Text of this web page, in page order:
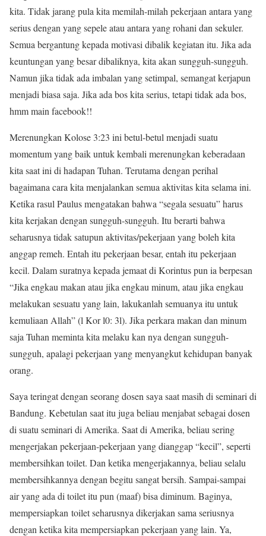
kita. Tidak jarang pula kita memilah-milah pekerjaan antara yang
serius dengan yang sepele atau antara yang rohani dan sekuler.
Semua bergantung kepada motivasi dibalik kegiatan itu. Jika ada
keuntungan yang besar dibaliknya, kita akan sungguh-sungguh.
Namun jika tidak ada imbalan yang setimpal, semangat kerjapun
menjadi biasa saja. Jika ada bos kita serius, tetapi tidak ada bos,
hmm main facebook!!
Merenungkan Kolose 3:23 ini betul-betul menjadi suatu
momentum yang baik untuk kembali merenungkan keberadaan
kita saat ini di hadapan Tuhan. Terutama dengan perihal
bagaimana cara kita menjalankan semua aktivitas kita selama ini.
Ketika rasul Paulus mengatakan bahwa “segala sesuatu” harus
kita kerjakan dengan sungguh-sungguh. Itu berarti bahwa
seharusnya tidak satupun aktivitas/pekerjaan yang boleh kita
anggap remeh. Entah itu pekerjaan besar, entah itu pekerjaan
kecil. Dalam suratnya kepada jemaat di Korintus pun ia berpesan
“Jika engkau makan atau jika engkau minum, atau jika engkau
melakukan sesuatu yang lain, lakukanlah semuanya itu untuk
kemuliaan Allah” (l Kor l0: 3l). Jika perkara makan dan minum
saja Tuhan meminta kita melaku kan nya dengan sungguh-
sungguh, apalagi pekerjaan yang menyangkut kehidupan banyak
orang.
Saya teringat dengan seorang dosen saya saat masih di seminari di
Bandung. Kebetulan saat itu juga beliau menjabat sebagai dosen
di suatu seminari di Amerika. Saat di Amerika, beliau sering
mengerjakan pekerjaan-pekerjaan yang dianggap “kecil”, seperti
membersihkan toilet. Dan ketika mengerjakannya, beliau selalu
membersihkannya dengan begitu sangat bersih. Sampai-sampai
air yang ada di toilet itu pun (maaf) bisa diminum. Baginya,
mempersiapkan toilet seharusnya dikerjakan sama seriusnya
dengan ketika kita mempersiapkan pekerjaan yang lain. Ya,